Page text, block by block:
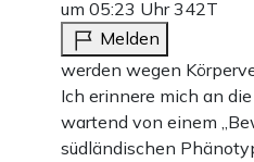
um 05:23 Uhr342T
Melden
werden wegen
Ich erinnere mich an
wartend von einem
südländischen